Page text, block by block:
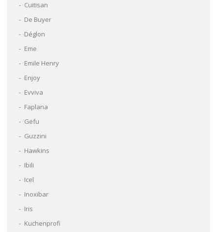
Cuitisan
De Buyer
Déglon
Eme
Emile Henry
Enjoy
Evviva
Faplana
Gefu
Guzzini
Hawkins
Ibili
Icel
Inoxibar
Iris
Kuchenprofi